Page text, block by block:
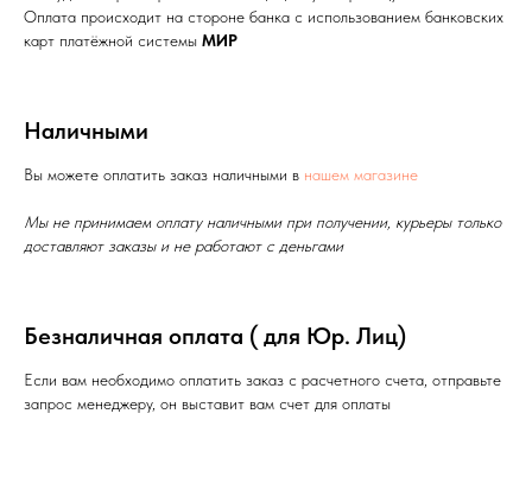
Оплата происходит на стороне банка с использованием банковских
карт платёжной системы МИР
Наличными
Вы можете оплатить заказ наличными в нашем магазине
Мы не принимаем оплату наличными при получении, курьеры только
доставляют заказы и не работают с деньгами
Безналичная оплата ( для Юр. Лиц)
Если вам необходимо оплатить заказ с расчетного счета, отправьте
запрос менеджеру, он выставит вам счет для оплаты